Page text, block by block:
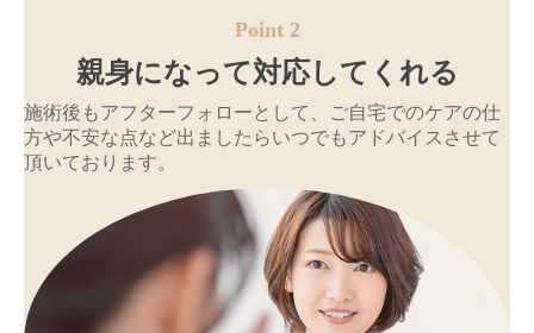
Point 2
親身になって対応してくれる
施術後もアフターフォローとして、ご自宅でのケアの仕
方や不安な点など出ましたらいつでもアドバイスさせて
頂いております。